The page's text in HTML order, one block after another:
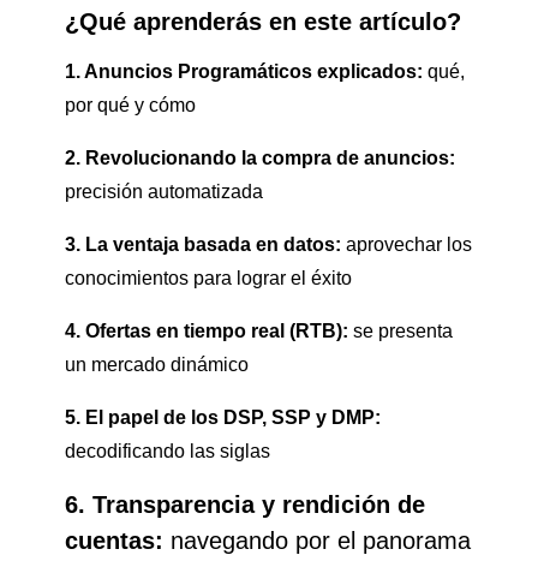
¿Qué aprenderás en este artículo?
1. Anuncios Programáticos explicados: qué,
por qué y cómo
2. Revolucionando la compra de anuncios:
precisión automatizada
3. La ventaja basada en datos: aprovechar los
conocimientos para lograr el éxito
4. Ofertas en tiempo real (RTB): se presenta
un mercado dinámico
5. El papel de los DSP, SSP y DMP:
decodificando las siglas
6. Transparencia y rendición de
cuentas: navegando por el panorama